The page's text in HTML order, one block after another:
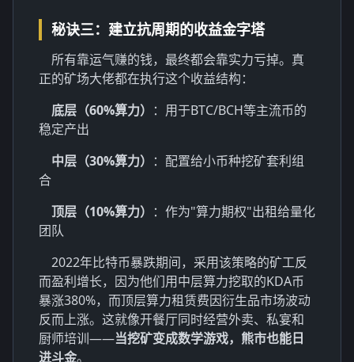
秘诀三：建立抗周期的收益金字塔
所有靠运气赚的钱，最终都会靠实力亏掉。真
正的矿场大佬都在执行这个收益结构：
底层（60%算力） ：用于BTC/BCH等主流币的
稳定产出
中层（30%算力） ：配置给小币种挖矿套利组
合
顶层（10%算力） ：作为"算力期权"出租给量化
团队
2022年比特币暴跌期间，采用该策略的矿工反
而盈利增长，因为他们用中层算力挖取的KDA币
暴涨380%，而顶层算力租赁费因衍生品市场波动
反而上涨。这就像开餐厅同时经营外卖、私宴和
厨师培训——当挖矿变成数学游戏，熊市也能日
进斗金。